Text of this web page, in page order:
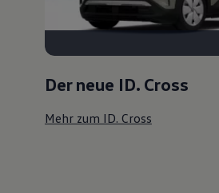
Der neue ID. Cross
Mehr zum ID. Cross